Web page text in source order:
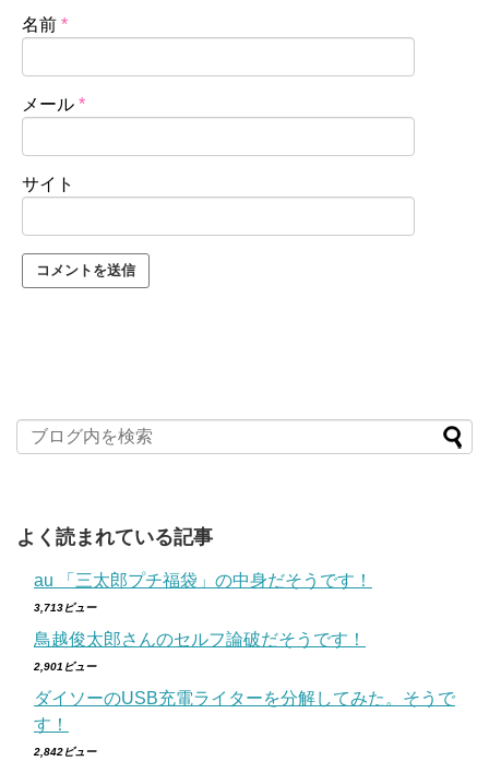
名前 *
メール *
サイト
よく読まれている記事
au 「三太郎プチ福袋」の中身だそうです！
3,713ビュー
鳥越俊太郎さんのセルフ論破だそうです！
2,901ビュー
ダイソーのUSB充電ライターを分解してみた。そうで
す！
2,842ビュー